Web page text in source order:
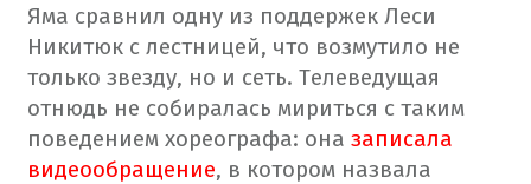
Яма сравнил одну из поддержек Леси
Никитюк с лестницей, что возмутило не
только звезду, но и сеть. Телеведущая
отнюдь не собиралась мириться с таким
поведением хореографа: она записала
видеообращение, в котором назвала